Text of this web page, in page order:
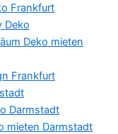
Frankfurt
Deko
Deko mieten
Frankfurt
Darmstadt
mieten Darmstadt